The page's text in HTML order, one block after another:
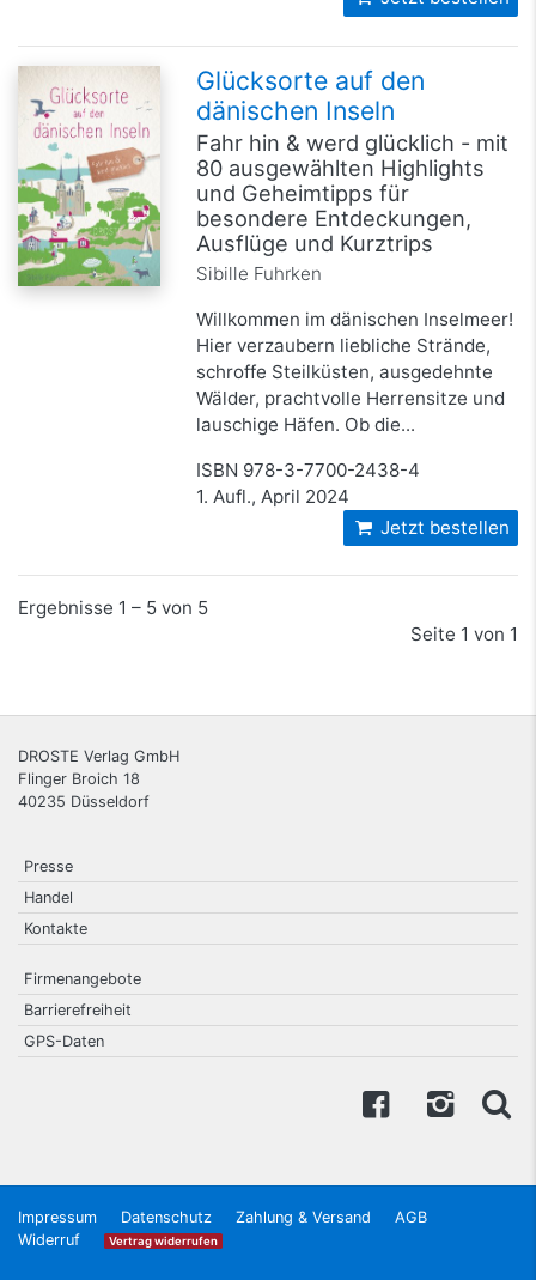
Glücksorte auf den
dänischen Inseln
Fahr hin & werd glücklich - mit
80 ausgewählten Highlights
und Geheimtipps für
besondere Entdeckungen,
Ausflüge und Kurztrips
Sibille Fuhrken
Willkommen im dänischen Inselmeer!
Hier verzaubern liebliche Strände,
schroffe Steilküsten, ausgedehnte
Wälder, prachtvolle Herrensitze und
lauschige Häfen. Ob die...
ISBN 978-3-7700-2438-4
1. Aufl., April 2024
Jetzt bestellen
Ergebnisse 1 – 5 von 5
Seite 1 von 1
DROSTE Verlag GmbH
Flinger Broich 18
40235 Düsseldorf
Presse
Handel
Kontakte
Firmenangebote
Barrierefreiheit
GPS-Daten
Impressum Datenschutz Zahlung & Versand
AGB
Widerruf
Vertrag widerrufen